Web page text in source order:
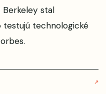
Berkeley stal
testujú technologické
.
↗